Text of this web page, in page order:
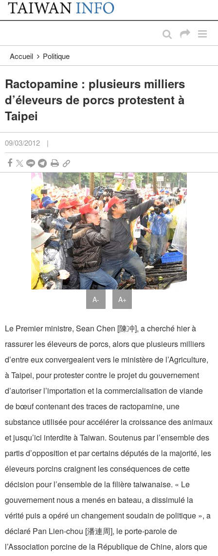
Passer au contenu principal
:::
Accueil Politique
Ractopamine : plusieurs milliers
d’éleveurs de porcs protestent à
Taipei
09/03/2012 |
A- A+
Le Premier ministre, Sean Chen [陳冲], a cherché hier à
rassurer les éleveurs de porcs, alors que plusieurs milliers
d’entre eux convergeaient vers le ministère de l’Agriculture,
à Taipei, pour protester contre le projet du gouvernement
d’autoriser l’importation et la commercialisation de viande
de bœuf contenant des traces de ractopamine, une
substance utilisée pour accélérer la croissance des animaux
et jusqu’ici interdite à Taiwan. Soutenus par l’ensemble des
partis d’opposition et par certains députés de la majorité, les
éleveurs porcins craignent les conséquences de cette
décision pour l’ensemble de la filière taiwanaise. « Le
gouvernement nous a menés en bateau, a dissimulé la
vérité puis a opéré un changement soudain de politique », a
déclaré Pan Lien-chou [潘連周], le porte-parole de
l’Association porcine de la République de Chine, alors que